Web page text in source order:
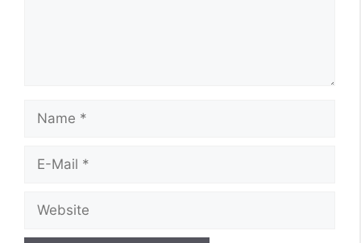
Name
Website